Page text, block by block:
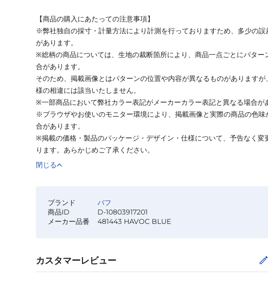
【商品の購入にあたっての注意事項】
※弊社独自の採寸・計量方法により計測を行っておりますため、多少の誤
があります。
※総柄の商品については、生地の裁断箇所により、商品一点ごとにパター
合があります。
そのため、掲載画像とはパターンの位置や内容が異なるものがあります
様の相違には該当いたしません。
※一部商品において弊社カラー表記がメーカーカラー表記と異なる場合が
※ブラウザやお使いのモニター環境により、掲載画像と実際の商品の色味
合があります。
※掲載の価格・製品のパッケージ・デザイン・仕様について、予告なく変
ります。あらかじめご了承ください。
閉じる
ブランド
バフ
商品ID
D-10803917201
メーカー品番
481443 HAVOC BLUE
カスタマーレビュー